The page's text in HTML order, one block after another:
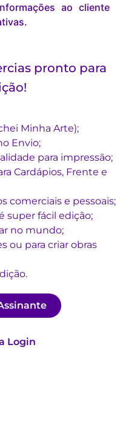
ao cliente
pronto para
Minha Arte);
Envio;
para impressão;
Cardápios, Frente e
comerciais e pessoais;
super fácil edição;
no mundo;
ou para criar obras
Login